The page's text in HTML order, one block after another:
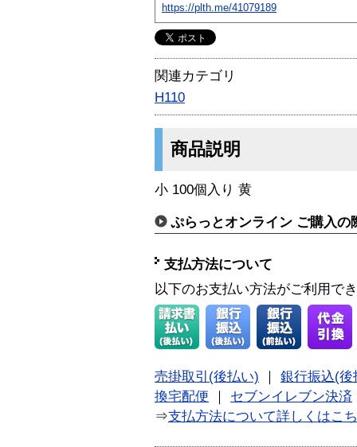
https://plth.me/41079189
関連カテゴリ
H110
商品説明
小 100個入り 黄
ぷらっとオンライン ご購入の
支払方法について
以下のお支払い方法がご利用で
売掛取引(後払い)
銀行振込(後
換宅配便
セブンイレブン決済
⇒支払方法について詳しくはこ